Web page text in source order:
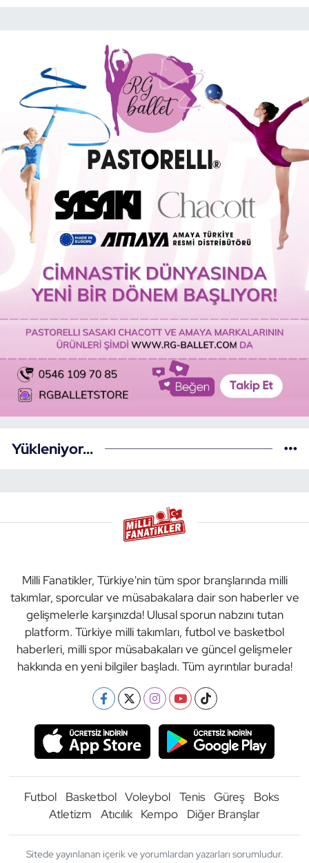
Yükleniyor...
Milli Fanatikler, Türkiye'nin tüm spor branşlarında milli
takımlar, sporcular ve müsabakalara dair son haberler ve
gelişmelerle karşınızda! Ulusal sporun nabzını tutan
platform. Türkiye milli takımları, futbol ve basketbol
haberleri, milli spor müsabakaları ve güncel gelişmeler
hakkında en yeni bilgiler başladı. Tüm ayrıntılar burada!
Futbol Basketbol Voleybol Tenis Güreş
Boks
Atletizm
Atıcılık Kempo Diğer Branşlar
Sitede yayınlanan içerik ve yorumlardan yazarları sorumludur.